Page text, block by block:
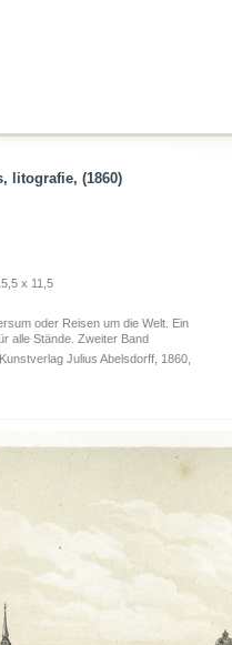
litografie, (1860)
x 11,5
oder Reisen um die Welt. Ein
alle Stände. Zweiter Band
Julius Abelsdorff, 1860,